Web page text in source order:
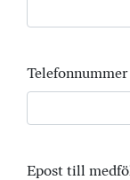
Epost till